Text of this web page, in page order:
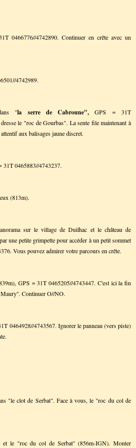
0466776//4742890. Continuer en crête avec un
4742989.
"la serre de Cabroune",GPS = 31T
le "roc de Gourbas". La sente file maintenant à
aux balisages jaune discret.
31T 0465883//4743237.
(813m).
sur le village de Duilhac et le château de
une petite grimpette pour accéder à un petit sommet
Vous pouvez admirer votre parcours en crête.
GPS = 31T 0465205//4743447. C'est ici la fin
Maury''. Continuer O//NO.
0464928//4743567. Ignorer le panneau (vers piste)
"le clot de Serbat". Face à vous, le "roc du col de
et le "roc du col de Serbat" (856m-IGN). Monter